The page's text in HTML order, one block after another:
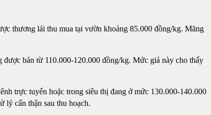
thương lái thu mua tại vườn khoảng 85.000 đồng/kg. Măng
bán từ 110.000-120.000 đồng/kg. Mức giá này cho thấy
trực tuyến hoặc trong siêu thị đang ở mức 130.000-140.000
lý cẩn thận sau thu hoạch.